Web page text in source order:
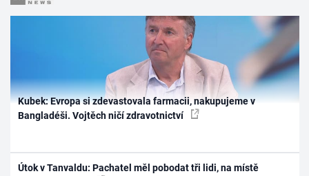
Kubek: Evropa si zdevastovala farmacii, nakupujeme v
Bangladéši. Vojtěch ničí zdravotnictví
Útok v Tanvaldu: Pachatel měl pobodat tři lidi, na místě